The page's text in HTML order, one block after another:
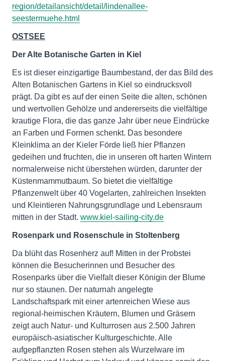
region/detailansicht/detail/lindenallee-
seestermuehe.html
OSTSEE
Der Alte Botanische Garten in Kiel
Es ist dieser einzigartige Baumbestand, der das Bild des
Alten Botanischen Gartens in Kiel so eindrucksvoll
prägt. Da gibt es auf der einen Seite die alten, schönen
und wertvollen Gehölze und andererseits die vielfältige
krautige Flora, die das ganze Jahr über neue Eindrücke
an Farben und Formen schenkt. Das besondere
Kleinklima an der Kieler Förde ließ hier Pflanzen
gedeihen und fruchten, die in unseren oft harten Wintern
normalerweise nicht überstehen würden, darunter der
Küstenmammutbaum. So bietet die vielfältige
Pflanzenwelt über 40 Vogelarten, zahlreichen Insekten
und Kleintieren Nahrungsgrundlage und Lebensraum
mitten in der Stadt. www.kiel-sailing-city.de
Rosenpark und Rosenschule in Stoltenberg
Da blüht das Rosenherz auf! Mitten in der Probstei
können die Besucherinnen und Besucher des
Rosenparks über die Vielfalt dieser Königin der Blume
nur so staunen. Der naturnah angelegte
Landschaftspark mit einer artenreichen Wiese aus
regional-heimischen Kräutern, Blumen und Gräsern
zeigt auch Natur- und Kulturrosen aus 2.500 Jahren
europäisch-asiatischer Kulturgeschichte. Alle
aufgepflanzten Rosen stehen als Wurzelware im